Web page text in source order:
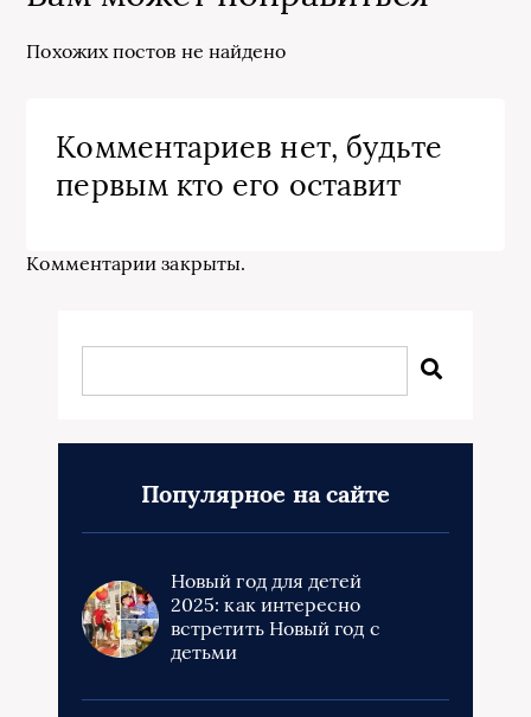
Похожих постов не найдено
Комментариев нет, будьте
первым кто его оставит
Комментарии закрыты.
Популярное на сайте
Новый год для детей
2025: как интересно
встретить Новый год с
детьми